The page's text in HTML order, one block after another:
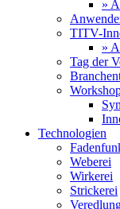
»
TITV-
»
Tag der
Technologien
Weberei
Wirkerei
Strickerei